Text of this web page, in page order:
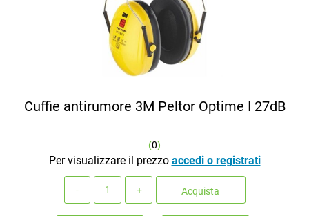
Cuffie antirumore 3M Peltor Optime I 27dB
(0)
Per visualizzare il prezzo accedi o registrati
Acquista